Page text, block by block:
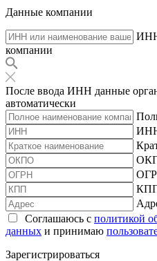
Данные компании
ИНН
компании
После ввода ИНН данные
автоматически
Соглашаюсь с политикой
данных и принимаю
Зарегистрироваться